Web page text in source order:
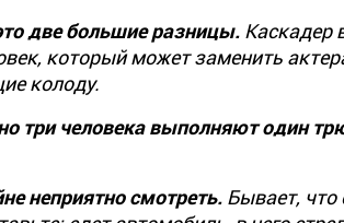
две большие разницы. Каскадер
который может заменить
колоду.
три человека выполняют один
неприятно смотреть. Бывает, что